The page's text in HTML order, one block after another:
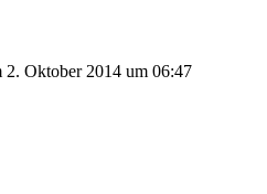
2. Oktober 2014 um 06:47